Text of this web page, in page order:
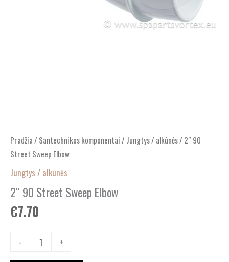
Pradžia / Santechnikos komponentai / Jungtys / alkūnės/ 2″ 90
Street Sweep Elbow
Jungtys / alkūnės
2″ 90 Street Sweep Elbow
€7.70
- +